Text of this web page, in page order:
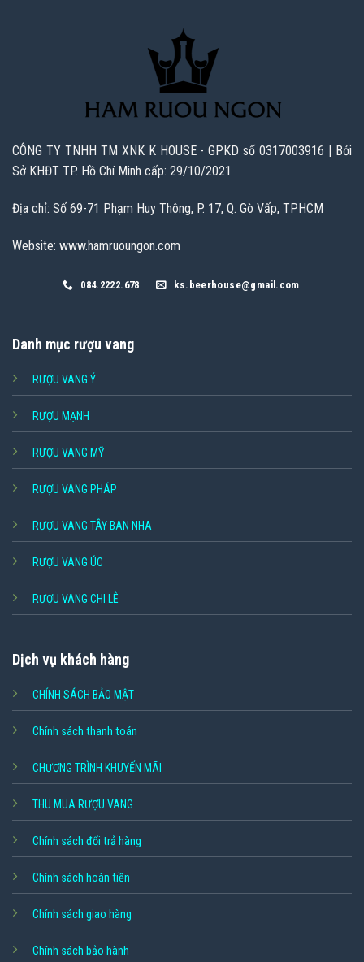
CÔNG TY TNHH TM XNK K HOUSE - GPKD số 0317003916 | Bởi
Sở KHĐT TP. Hồ Chí Minh cấp: 29/10/2021
Địa chỉ: Số 69-71 Phạm Huy Thông, P. 17, Q. Gò Vấp, TPHCM
Website: www.hamruoungon.com
084.2222.678 ks.beerhouse@gmail.com
Danh mục rượu vang
RƯỢU VANG Ý
RƯỢU MẠNH
RƯỢU VANG MỸ
RƯỢU VANG PHÁP
RƯỢU VANG TÂY BAN NHA
RƯỢU VANG ÚC
RƯỢU VANG CHI LÊ
Dịch vụ khách hàng
CHÍNH SÁCH BẢO MẬT
Chính sách thanh toán
CHƯƠNG TRÌNH KHUYẾN MÃI
THU MUA RƯỢU VANG
Chính sách đổi trả hàng
Chính sách hoàn tiền
Chính sách giao hàng
Chính sách bảo hành